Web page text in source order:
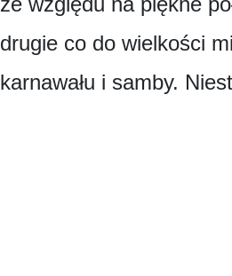
drugie co do wielkości
karnawału i samby.